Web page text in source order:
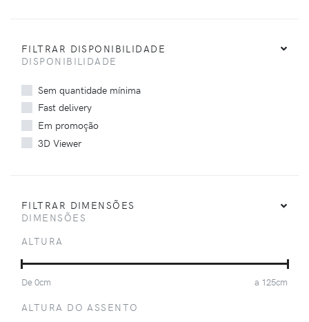
FILTRAR DISPONIBILIDADE
DISPONIBILIDADE
Sem quantidade mínima
Fast delivery
Em promoção
3D Viewer
FILTRAR DIMENSÕES
DIMENSÕES
ALTURA
De0cm a 125cm
ALTURA DO ASSENTO